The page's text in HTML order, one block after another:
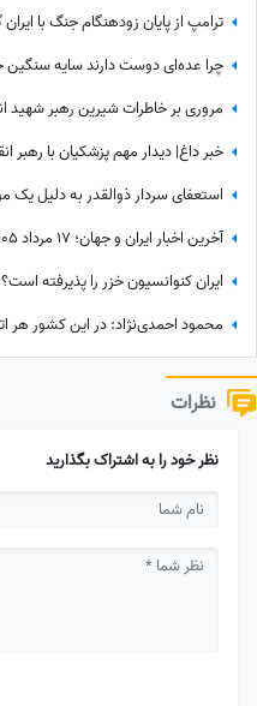
ترامپ از پایان زودهنگام جنگ با
چرا عده‌ای دوست دارند سایه
نظرات
نظر خود را به اشتراک بگذارید